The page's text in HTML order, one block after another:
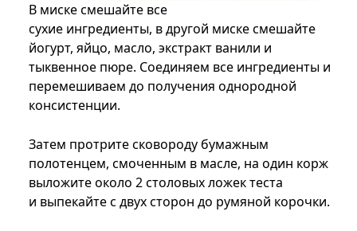
В миске смешайте все
сухие ингредиенты, в другой миске смешайте
йогурт, яйцо, масло, экстракт ванили и
тыквенное пюре. Соединяем все ингредиенты и
перемешиваем до получения однородной
консистенции.
Затем протрите сковороду бумажным
полотенцем, смоченным в масле, на один корж
выложите около 2 столовых ложек теста
и выпекайте с двух сторон до румяной корочки.